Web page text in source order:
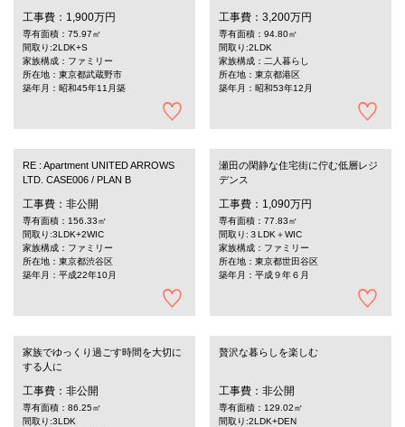
工事費：1,900万円
専有面積：75.97㎡
間取り:2LDK+S
家族構成：ファミリー
所在地：東京都武蔵野市
築年月：昭和45年11月築
工事費：3,200万円
専有面積：94.80㎡
間取り:2LDK
家族構成：二人暮らし
所在地：東京都港区
築年月：昭和53年12月
RE : Apartment UNITED ARROWS
LTD. CASE006 / PLAN B
工事費：非公開
専有面積：156.33㎡
間取り:3LDK+2WIC
家族構成：ファミリー
所在地：東京都渋谷区
築年月：平成22年10月
瀬田の閑静な住宅街に佇む低層レジ
デンス
工事費：1,090万円
専有面積：77.83㎡
間取り:３LDK＋WIC
家族構成：ファミリー
所在地：東京都世田谷区
築年月：平成９年６月
家族でゆっくり過ごす時間を大切に
する人に
工事費：非公開
専有面積：86.25㎡
間取り:3LDK
贅沢な暮らしを楽しむ
工事費：非公開
専有面積：129.02㎡
間取り:2LDK+DEN